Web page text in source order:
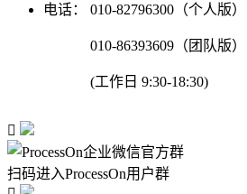
电话：
010-82796300（个人版）
010-86393609（团队版）
(工作日 9:30-18:30)

扫码进入ProcessOn用户群